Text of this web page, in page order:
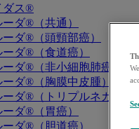
ダス®
ダ®（共通）
ダ®（頭頸部癌）
ダ®（食道癌）
ダ®（非小細胞肺癌）
ダ®（胸膜中皮腫）
ダ®（トリプルネガティ
ダ®（胃癌）
ダ®（胆道癌）